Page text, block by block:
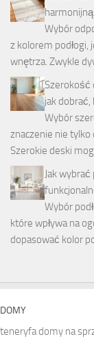
Wybór
z kolorem podłogi,
wnętrza. Zwykle
Szerokość
jak
Wybór
znaczenie nie tylko
Szerokie deski
Jak wybrać
Wybór
które wpływa na
dopasować kolor
DOMY
teneryfa domy na